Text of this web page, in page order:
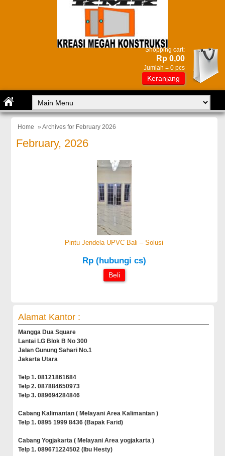
Shopping cart:
Rp 0,00
Jumlah = 0 pcs
Keranjang
Home » Archives for February 2026
February, 2026
Pintu Jendela UPVC Bali – Solusi
Rp (hubungi cs)
Beli
Alamat Kantor :
Mangga Dua Square
Lantai LG Blok B No 300
Jalan Gunung Sahari No.1
Jakarta Utara
Telp 1. 08121861684
Telp 2. 087884650973
Telp 3. 089694284846
Cabang Kalimantan ( Melayani Area Kalimantan )
Telp 1. 0895 1999 8436 (Bapak Farid)
Cabang Yogjakarta ( Melayani Area yogjakarta )
Telp 1. 089671224502 (Ibu Hesty)